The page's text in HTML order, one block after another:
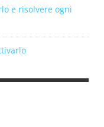
e risolvere ogni